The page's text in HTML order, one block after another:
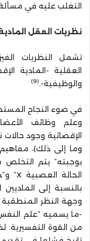
التغلب عليه في
نظريات العقل
تشمل النظريات
العقلية -المادية
والوظيفية-.(9)
في ضوء النجاح
وعلم وظائف
الإقصائية وجود حالات
وما إلى ذلك)،
بوجبته” يتم التخلص
بالنسبة إلى
وجهة النظر المنطقية
-ما يسميه “علم
من القوة التفسيرية.